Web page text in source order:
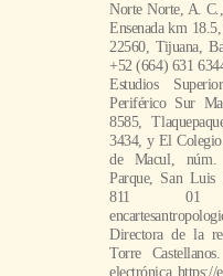
Norte Norte, A. C.,
Ensenada km
22560, Tijuana,
+52 (664) 631
Estudios
Periférico Sur
8585,
3434, y El
de Macul, núm.
Parque, San
811 01
Directora de la
Torre
electrónica https://